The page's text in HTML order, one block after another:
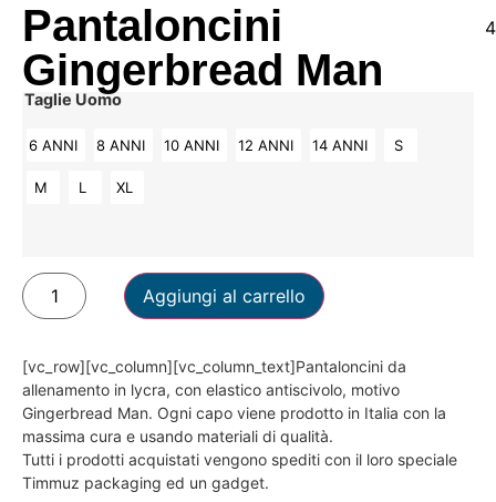
Pantaloncini
Gingerbread Man
Taglie Uomo
6 ANNI 8 ANNI 10 ANNI 12 ANNI 14 ANNI S
M L XL
Aggiungi al carrello
[vc_row][vc_column][vc_column_text]Pantaloncini da
allenamento in lycra, con elastico antiscivolo, motivo
Gingerbread Man. Ogni capo viene prodotto in Italia con la
massima cura e usando materiali di qualità.
Tutti i prodotti acquistati vengono spediti con il loro speciale
Timmuz packaging ed un gadget.